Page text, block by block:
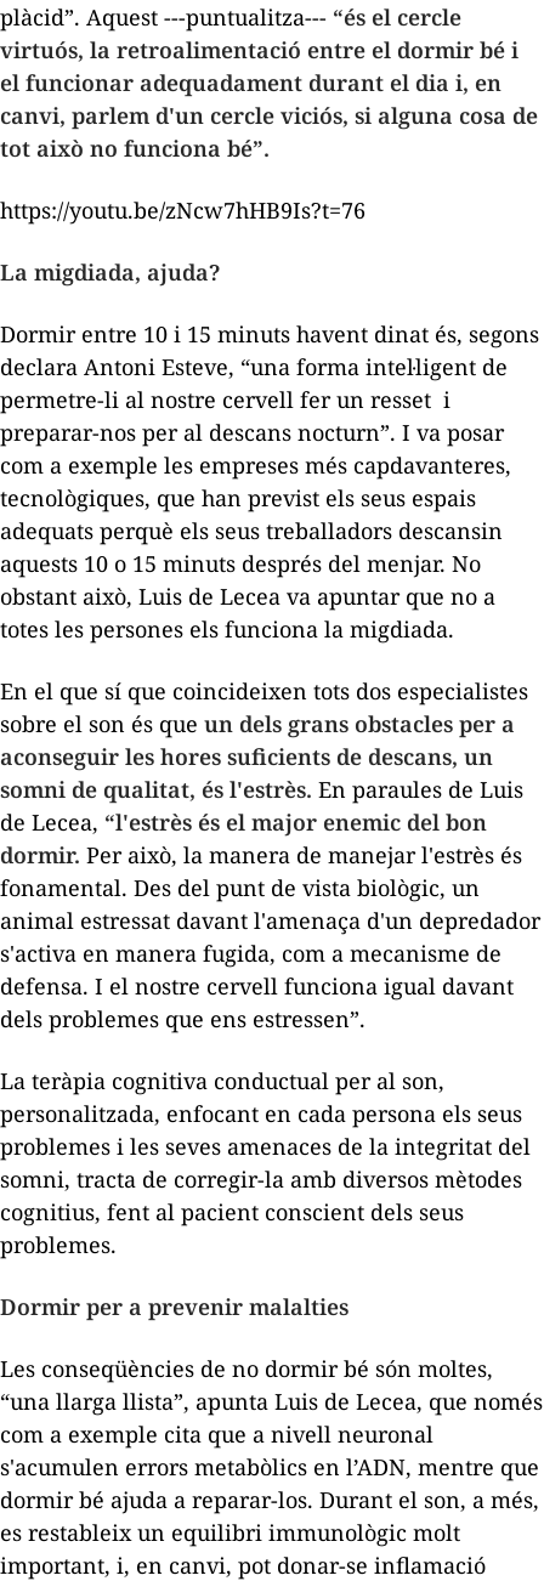
plàcid”. Aquest ---puntualitza--- “és el cercle
virtuós, la retroalimentació entre el dormir bé i
el funcionar adequadament durant el dia i, en
canvi, parlem d'un cercle viciós, si alguna cosa de
tot això no funciona bé”.
https://youtu.be/zNcw7hHB9Is?t=76
La migdiada, ajuda?
Dormir entre 10 i 15 minuts havent dinat és, segons
declara Antoni Esteve, “una forma intel·ligent de
permetre-li al nostre cervell fer un resset i
preparar-nos per al descans nocturn”. I va posar
com a exemple les empreses més capdavanteres,
tecnològiques, que han previst els seus espais
adequats perquè els seus treballadors descansin
aquests 10 o 15 minuts després del menjar. No
obstant això, Luis de Lecea va apuntar que no a
totes les persones els funciona la migdiada.
En el que sí que coincideixen tots dos especialistes
sobre el son és que un dels grans obstacles per a
aconseguir les hores suficients de descans, un
somni de qualitat, és l'estrès. En paraules de Luis
de Lecea, “l'estrès és el major enemic del bon
dormir. Per això, la manera de manejar l'estrès és
fonamental. Des del punt de vista biològic, un
animal estressat davant l'amenaça d'un depredador
s'activa en manera fugida, com a mecanisme de
defensa. I el nostre cervell funciona igual davant
dels problemes que ens estressen”.
La teràpia cognitiva conductual per al son,
personalitzada, enfocant en cada persona els seus
problemes i les seves amenaces de la integritat del
somni, tracta de corregir-la amb diversos mètodes
cognitius, fent al pacient conscient dels seus
problemes.
Dormir per a prevenir malalties
Les conseqüències de no dormir bé són moltes,
“una llarga llista”, apunta Luis de Lecea, que només
com a exemple cita que a nivell neuronal
s'acumulen errors metabòlics en l’ADN, mentre que
dormir bé ajuda a reparar-los. Durant el son, a més,
es restableix un equilibri immunològic molt
important, i, en canvi, pot donar-se inflamació